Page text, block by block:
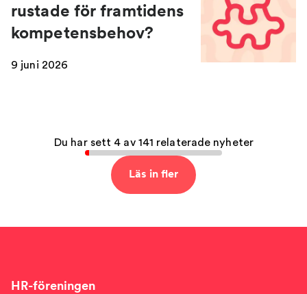
rustade för framtidens
kompetensbehov?
9 juni 2026
Du har sett 4 av 141 relaterade nyheter
Läs in fler
HR-föreningen